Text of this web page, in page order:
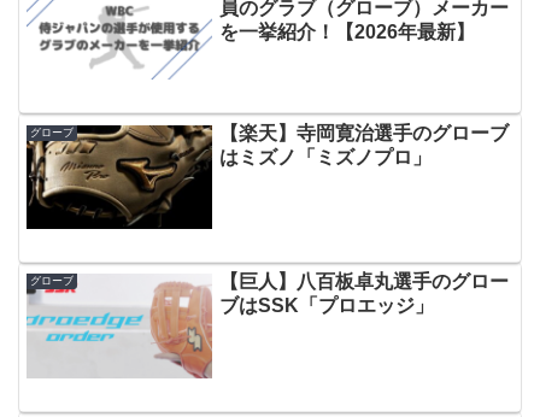
員のグラブ（グローブ）メーカー
を一挙紹介！【2026年最新】
グローブ
【楽天】寺岡寛治選手のグローブ
はミズノ「ミズノプロ」
グローブ
【巨人】八百板卓丸選手のグロー
ブはSSK「プロエッジ」